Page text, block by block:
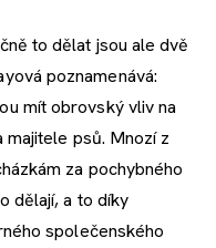
to dělat jsou ale dvě
poznamenává:
mít obrovský vliv na
majitele psů. Mnozí z
za pochybného
dělají, a to díky
společenského